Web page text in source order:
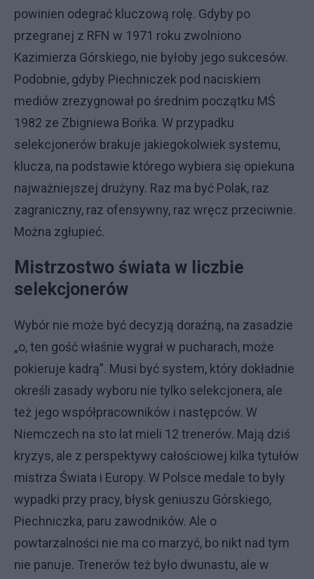
powinien odegrać kluczową rolę. Gdyby po
przegranej z RFN w 1971 roku zwolniono
Kazimierza Górskiego, nie byłoby jego sukcesów.
Podobnie, gdyby Piechniczek pod naciskiem
mediów zrezygnował po średnim początku MŚ
1982 ze Zbigniewa Bońka. W przypadku
selekcjonerów brakuje jakiegokolwiek systemu,
klucza, na podstawie którego wybiera się opiekuna
najważniejszej drużyny. Raz ma być Polak, raz
zagraniczny, raz ofensywny, raz wręcz przeciwnie.
Można zgłupieć.
Mistrzostwo świata w liczbie
selekcjonerów
Wybór nie może być decyzją doraźną, na zasadzie
„o, ten gość właśnie wygrał w pucharach, może
pokieruje kadrą”. Musi być system, który dokładnie
określi zasady wyboru nie tylko selekcjonera, ale
też jego współpracowników i następców. W
Niemczech na sto lat mieli 12 trenerów. Mają dziś
kryzys, ale z perspektywy całościowej kilka tytułów
mistrza Świata i Europy. W Polsce medale to były
wypadki przy pracy, błysk geniuszu Górskiego,
Piechniczka, paru zawodników. Ale o
powtarzalności nie ma co marzyć, bo nikt nad tym
nie panuje. Trenerów też było dwunastu, ale w